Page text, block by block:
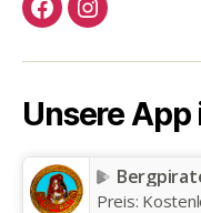
FacebookInstagram
Unsere App
Preis: